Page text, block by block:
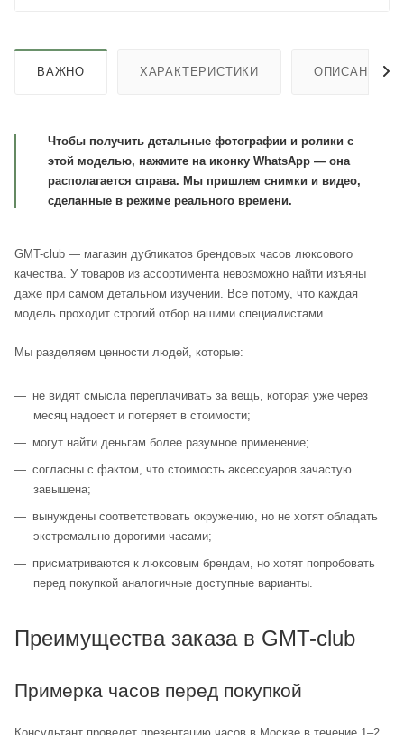
ВАЖНО ХАРАКТЕРИСТИКИ ОПИСАНИЕ
Чтобы получить детальные фотографии и ролики с
этой моделью, нажмите на иконку WhatsApp — она
располагается справа. Мы пришлем снимки и видео,
сделанные в режиме реального времени.
GMT-club — магазин дубликатов брендовых часов люксового
качества. У товаров из ассортимента невозможно найти изъяны
даже при самом детальном изучении. Все потому, что каждая
модель проходит строгий отбор нашими специалистами.
Мы разделяем ценности людей, которые:
не видят смысла переплачивать за вещь, которая уже через
месяц надоест и потеряет в стоимости;
могут найти деньгам более разумное применение;
согласны с фактом, что стоимость аксессуаров зачастую
завышена;
вынуждены соответствовать окружению, но не хотят обладать
экстремально дорогими часами;
присматриваются к люксовым брендам, но хотят попробовать
перед покупкой аналогичные доступные варианты.
Преимущества заказа в GMT-club
Примерка часов перед покупкой